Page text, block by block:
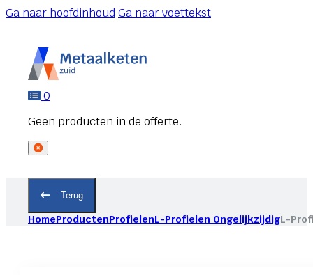
Ga naar hoofdinhoudGa naar voettekst
0
Terug
HomeProductenProfielenL-Profielen OngelijkzijdigL-